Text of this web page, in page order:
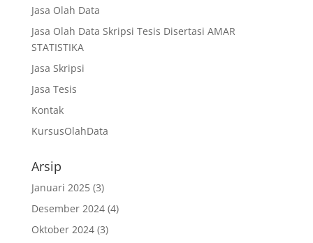
Jasa Olah Data
Jasa Olah Data Skripsi Tesis Disertasi AMAR
STATISTIKA
Jasa Skripsi
Jasa Tesis
Kontak
KursusOlahData
Arsip
Januari 2025(3)
Desember 2024(4)
Oktober 2024(3)